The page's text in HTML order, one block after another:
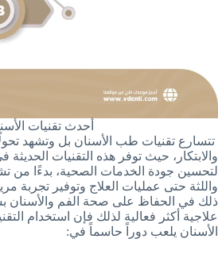
أحدث تقنيات
تتسارع تقنيات طب الأسنان بل وتشهد
والابتكار، حيث توفر هذه التقنيات
لتحسين جودة الخدمات الصحية، بدءًا من
واللثة حتى عمليات العلاج وتوفير تجربة
ذلك في الحفاظ على صحة الفم والأسنان
علاجية أكثر فعالية لذلك فإن استخدام
الأسنان يلعب دوراً حاسماً في: